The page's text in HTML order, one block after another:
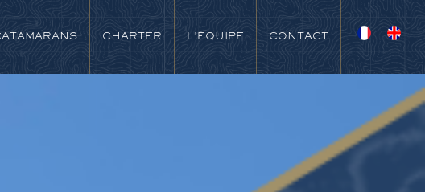
CHARTER L'ÉQUIPE CONTACT